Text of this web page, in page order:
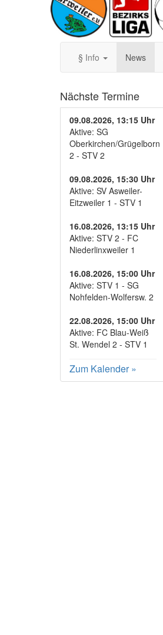
§ Info News
Nächste Termine
09.08.2026, 13:15 Uhr
Aktive: SG
Oberkirchen/Grügelborn
2 - STV 2
09.08.2026, 15:30 Uhr
Aktive: SV Asweiler-
Eitzweiler 1 - STV 1
16.08.2026, 13:15 Uhr
Aktive: STV 2 - FC
Niederlinxweiler 1
16.08.2026, 15:00 Uhr
Aktive: STV 1 - SG
Nohfelden-Wolfersw. 2
22.08.2026, 15:00 Uhr
Aktive: FC Blau-Weiß
St. Wendel 2 - STV 1
Zum Kalender »